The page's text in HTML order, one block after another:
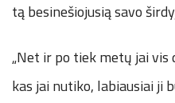
tą besinešiojusią savo
„Net ir po tiek metų jai vis
kas jai nutiko, labiausiai ji